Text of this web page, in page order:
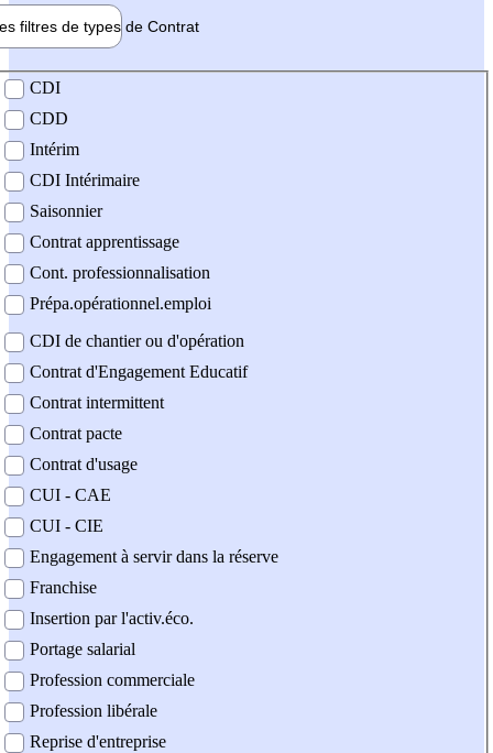
filtres de types de Contrat
contrat
CDI
CDD
Intérim
CDI Intérimaire
Saisonnier
Contrat apprentissage
Cont. professionnalisation
Prépa.opérationnel.emploi
CDI de chantier ou d'opération
Contrat d'Engagement Educatif
Contrat intermittent
Contrat pacte
Contrat d'usage
CUI - CAE
CUI - CIE
Engagement à servir dans la réserve
Franchise
Insertion par l'activ.éco.
Portage salarial
Profession commerciale
Profession libérale
Reprise d'entreprise